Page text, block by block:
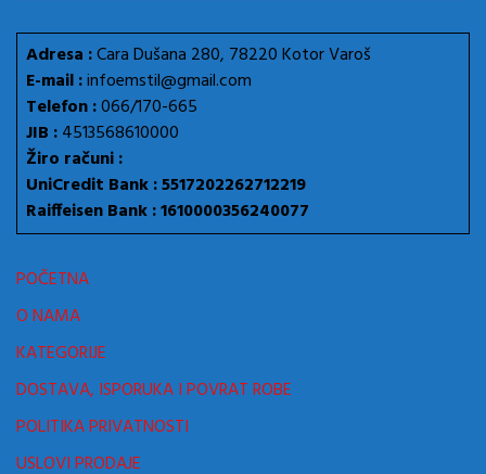
Adresa :Cara Dušana 280, 78220 Kotor Varoš
E-mail :infoemstil@gmail.com
Telefon :066/170-665
JIB :4513568610000
Žiro računi :
UniCredit Bank : 5517202262712219
Raiffeisen Bank : 1610000356240077
POČETNA
O NAMA
KATEGORIJE
DOSTAVA, ISPORUKA I POVRAT ROBE
POLITIKA PRIVATNOSTI
USLOVI PRODAJE